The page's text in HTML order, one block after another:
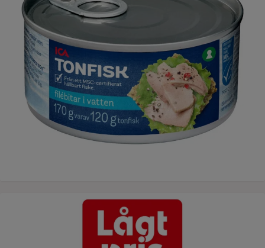
ICAs pasta - lågt pris varje dag